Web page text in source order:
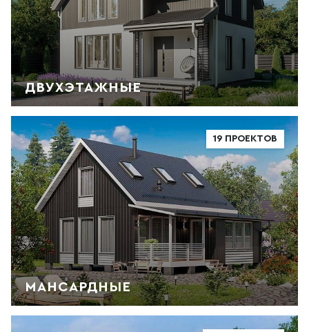
ДВУХЭТАЖНЫЕ
19 ПРОЕКТОВ
МАНСАРДНЫЕ